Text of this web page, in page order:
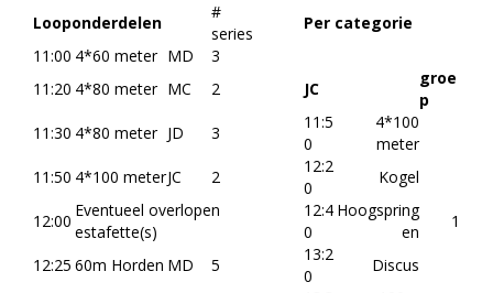
Looponderdelen
#
series
Per categorie
11:00 4*60 meter MD
3
11:20 4*80 meter MC 2 JC
groe
p
11:30 4*80 meter JD 3
11:5
0
4*100
meter
11:50 4*100 meterJC 2
12:2
0
Kogel
12:00
Eventueel overlopen
estafette(s)
12:4
0
Hoogspring
en
1
12:25 60m Horden MD 5
13:2
0
Discus